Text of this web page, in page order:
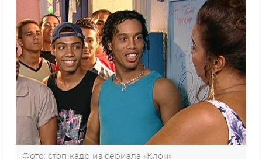
Фото: стоп-кадр из сериала «Клон»